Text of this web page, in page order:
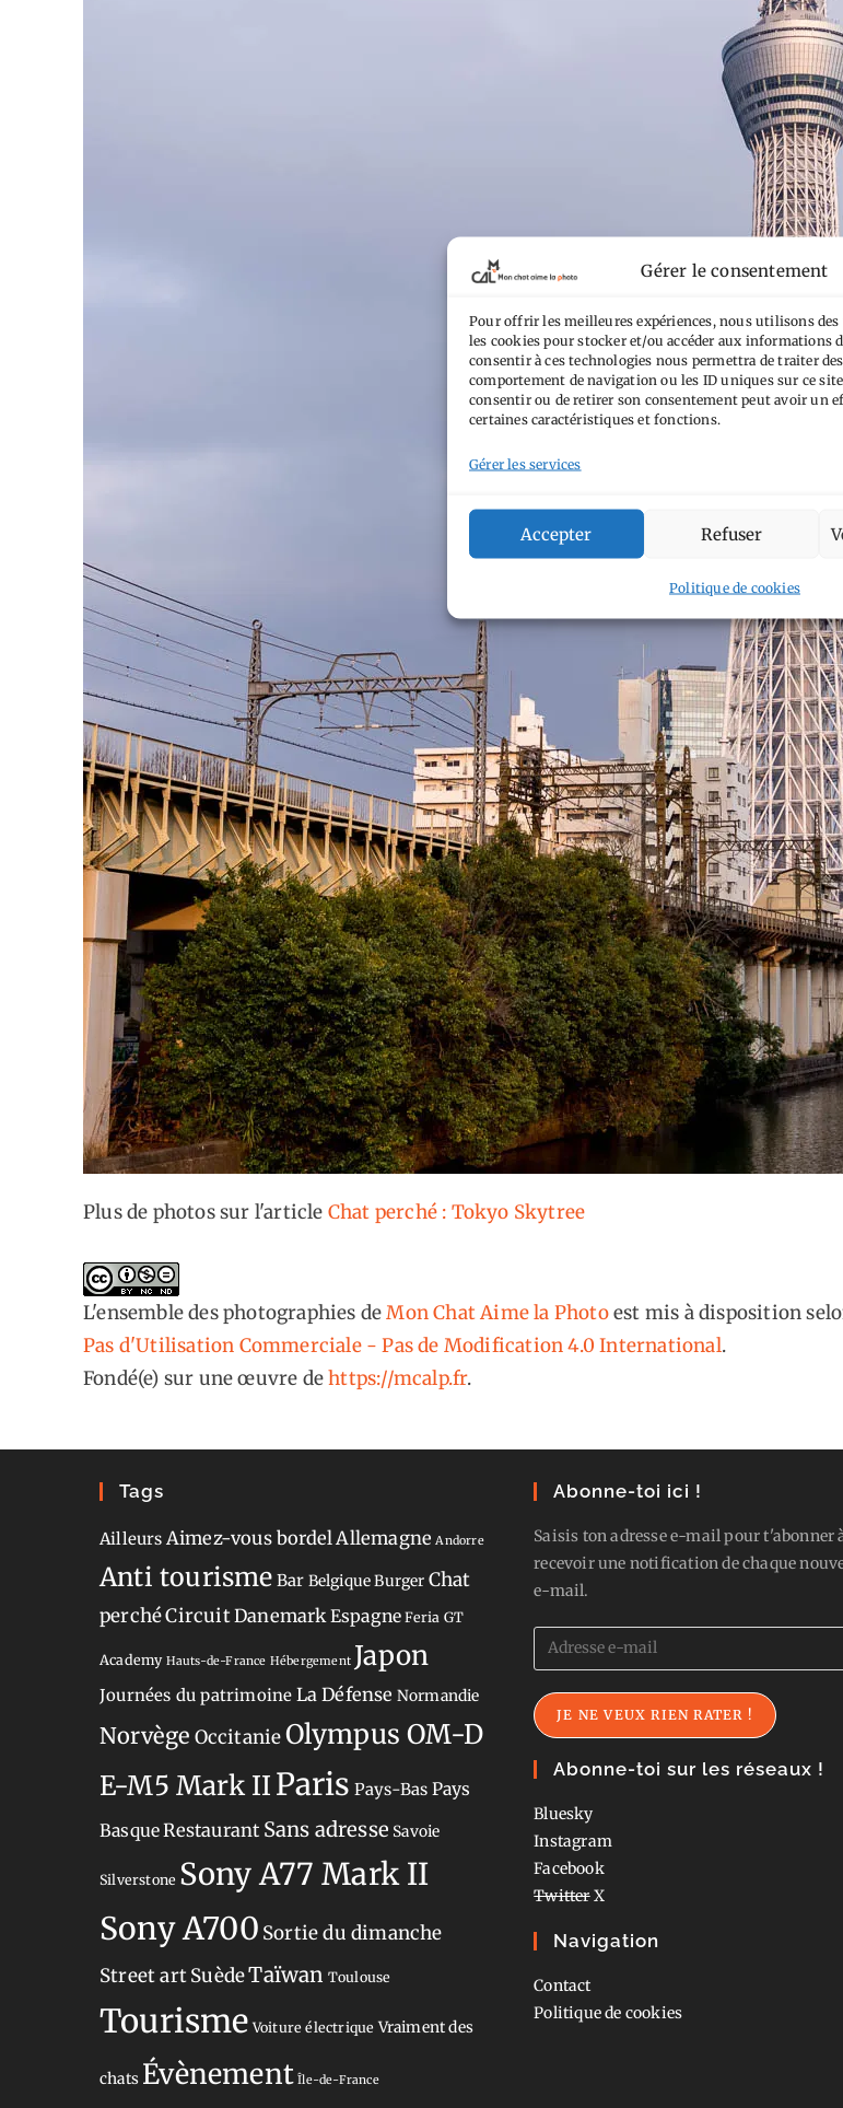
Gérer le consentement
Pour offrir les meilleures expériences, nous utilisons
les cookies pour stocker et/ou accéder aux informations
consentir à ces technologies nous permettra de traiter
comportement de navigation ou les ID uniques sur ce
consentir ou de retirer son consentement peut avoir un
certaines caractéristiques et fonctions.
Gérer les services
Accepter Refuser
Politique de cookies
Plus de photos sur l'article Chat perché : Tokyo Skytree
L'ensemble des photographies deMon Chat Aime la Photoest mis à disposition
Pas d'Utilisation Commerciale - Pas de Modification 4.0 International.
Fondé(e) sur une œuvre dehttps://mcalp.fr.
Tags
Ailleurs Aimez-vous bordel Allemagne Andorre
Anti tourisme Bar BelgiqueBurger Chat
perchéCircuitDanemark Espagne Feria GT
Academy Hauts-de-France Hébergement Japon
Journées du patrimoine La Défense Normandie
Norvège OccitanieOlympus OM-D
E-M5 Mark IIParis Pays-Bas Pays
BasqueRestaurant Sans adresse Savoie
Silverstone Sony A77 Mark II
Sony A700 Sortie du dimanche
Street artSuèdeTaïwan Toulouse
Tourisme Voiture électrique Vraiment des
chats Évènement Île-de-France
Abonne-toi ici !
Saisis ton adresse e-mail pour t'abonner
recevoir une notification de chaque
e-mail.
Adresse
e-
mail
JE NE VEUX RIEN RATER !
Abonne-toi sur les réseaux !
Bluesky
Instagram
Facebook
TwitterX
Navigation
Contact
Politique de cookies